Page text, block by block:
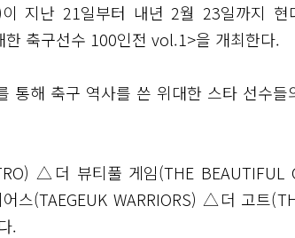
이 지난 21일부터 내년 2월 23일까지
한 축구선수 100인전 vol.1>을 개최한다.
통해 축구 역사를 쓴 위대한 스타 선수
△더 뷰티풀 게임(THE
스(TAEGEUK WARRIORS) △더 고트
.